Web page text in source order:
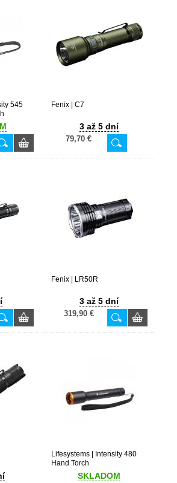
545
Fenix | C7
3 až 5 dní
79,70 €
Fenix | LR50R
3 až 5 dní
319,90 €
Lifesystems | Intensity 480
Hand Torch
SKLADOM